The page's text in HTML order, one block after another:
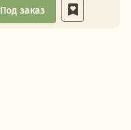
Под заказ